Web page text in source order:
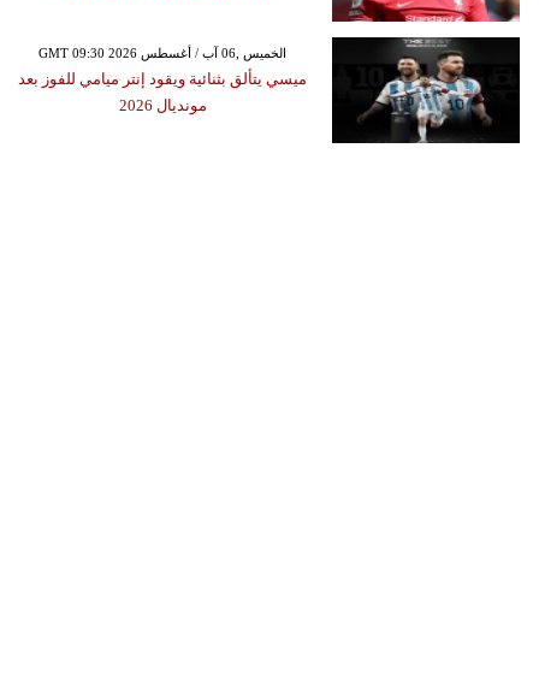
GMT 09:30 2026 الخميس ,06 آب / أغسطس
ميسي يتألق بثنائية ويقود إنتر ميامي للفوز بعد
مونديال 2026